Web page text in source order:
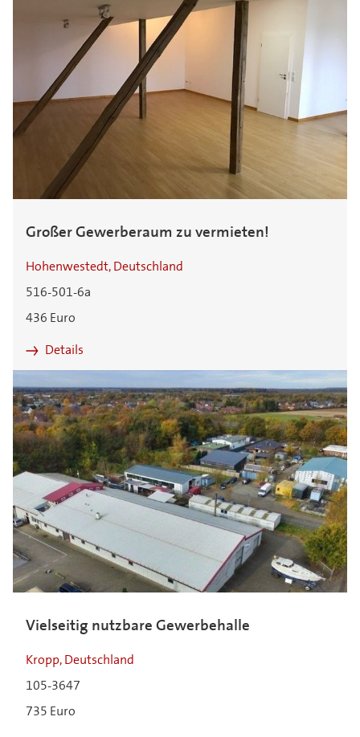
Großer Gewerberaum zu vermieten!
Hohenwestedt, Deutschland
516-501-6a
436 Euro
Details
Vielseitig nutzbare Gewerbehalle
Kropp, Deutschland
105-3647
735 Euro